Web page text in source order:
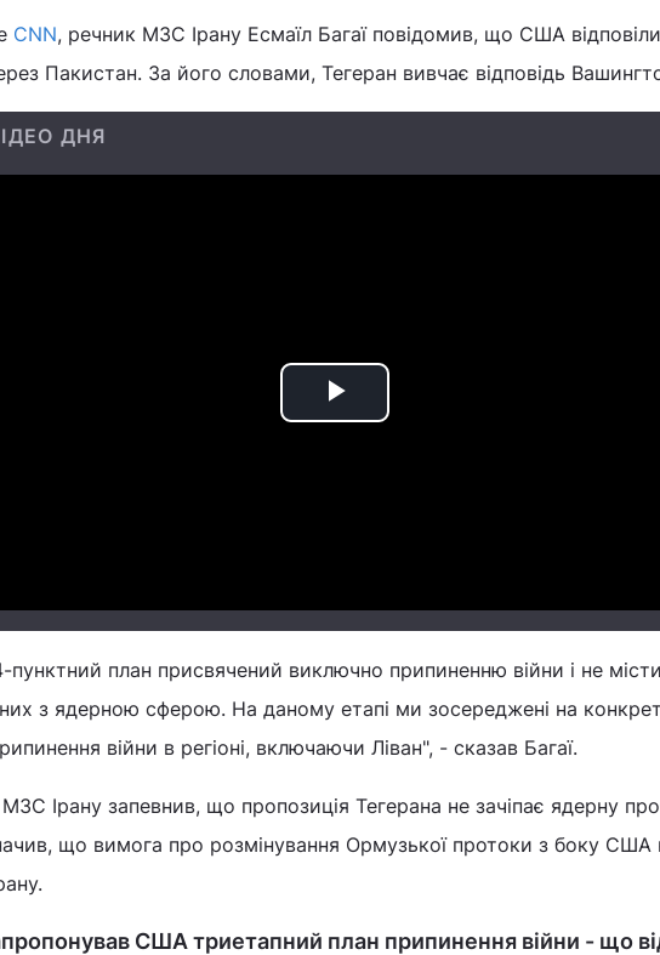
CNN, речник МЗС Ірану Есмаїл Багаї повідомив, що США
Пакистан. За його словами, Тегеран вивчає відповідь
ДНЯ
Play
план присвячений виключно припиненню війни і не
з ядерною сферою. На даному етапі ми зосереджені на
війни в регіоні, включаючи Ліван", - сказав Багаї.
Ірану запевнив, що пропозиція Тегерана не зачіпає ядерну
що вимога про розмінування Ормузької протоки з боку США
США триетапний план припинення війни - що